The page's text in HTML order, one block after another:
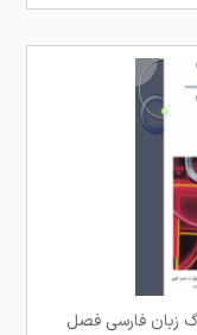
زبان فارسی فصل